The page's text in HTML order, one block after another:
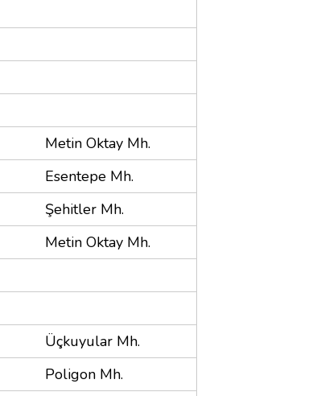
Metin Oktay Mh.
Esentepe Mh.
Şehitler Mh.
Metin Oktay Mh.
Üçkuyular Mh.
Poligon Mh.